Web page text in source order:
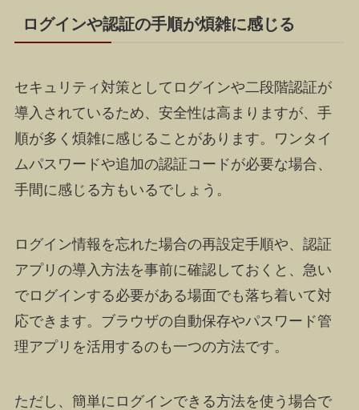
ログインや認証の手順が煩雑に感じる
セキュリティ対策としてログインや二段階認証が
導入されているため、安全性は高まりますが、手
順が多く煩雑に感じることがあります。ワンタイ
ムパスワードや追加の認証コードが必要な場合、
手間に感じる方もいるでしょう。
ログイン情報を忘れた場合の再設定手順や、認証
アプリの導入方法を事前に確認しておくと、急い
でログインする必要がある場面でも落ち着いて対
応できます。ブラウザの自動保存やパスワード管
理アプリを活用するのも一つの方法です。
ただし、簡単にログインできる方法を使う場合で